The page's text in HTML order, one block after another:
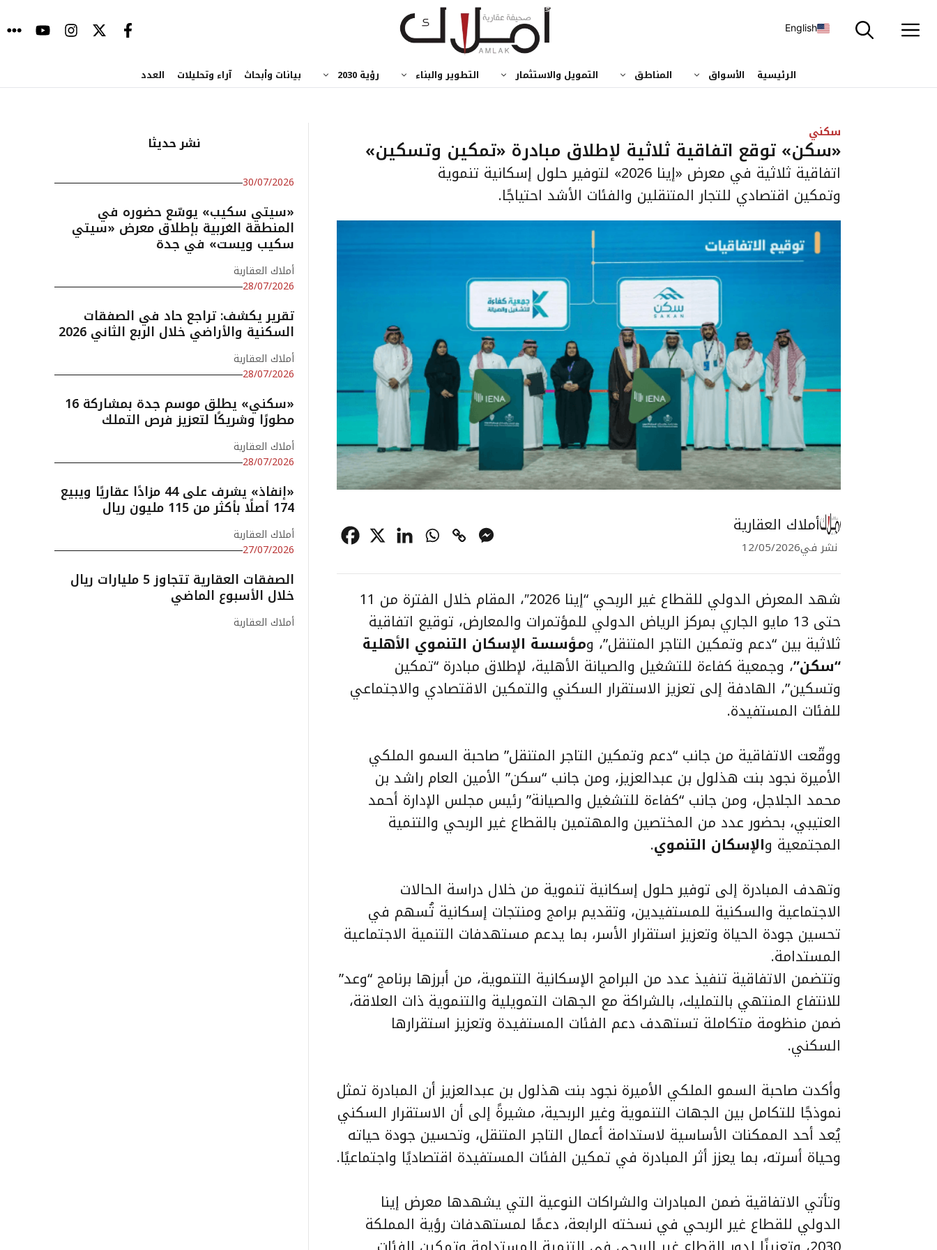
إلى
English
الرئيسية الأسواق المناطق التمويل والاستثمار التطوير والبناء رؤية 2030 بيانات وأبحاث آراء وتحليلات العدد
سكني
«سكن» توقع اتفاقية ثلاثية لإطلاق مبادرة «تمكين وتسكين»
اتفاقية ثلاثية في معرض «إينا 2026» لتوفير حلول إسكانية تنموية
وتمكين اقتصادي للتجار المتنقلين والفئات الأشد احتياجًا.
أملاك العقارية
نشر في12/05/2026
شهد المعرض الدولي للقطاع غير الربحي “إينا 2026″، المقام خلال الفترة من 11
حتى 13 مايو الجاري بمركز الرياض الدولي للمؤتمرات والمعارض، توقيع اتفاقية
ثلاثية بين “دعم وتمكين التاجر المتنقل”، ومؤسسة الإسكان التنموي الأهلية
“سكن”، وجمعية كفاءة للتشغيل والصيانة الأهلية، لإطلاق مبادرة “تمكين
وتسكين”، الهادفة إلى تعزيز الاستقرار السكني والتمكين الاقتصادي والاجتماعي
للفئات المستفيدة.
ووقّعت الاتفاقية من جانب “دعم وتمكين التاجر المتنقل” صاحبة السمو الملكي
الأميرة نجود بنت هذلول بن عبدالعزيز، ومن جانب “سكن” الأمين العام راشد بن
محمد الجلاجل، ومن جانب “كفاءة للتشغيل والصيانة” رئيس مجلس الإدارة أحمد
العتيبي، بحضور عدد من المختصين والمهتمين بالقطاع غير الربحي والتنمية
المجتمعية والإسكان التنموي.
وتهدف المبادرة إلى توفير حلول إسكانية تنموية من خلال دراسة الحالات
الاجتماعية والسكنية للمستفيدين، وتقديم برامج ومنتجات إسكانية تُسهم في
تحسين جودة الحياة وتعزيز استقرار الأسر، بما يدعم مستهدفات التنمية الاجتماعية
المستدامة.
وتتضمن الاتفاقية تنفيذ عدد من البرامج الإسكانية التنموية، من أبرزها برنامج “وعد”
للانتفاع المنتهي بالتمليك، بالشراكة مع الجهات التمويلية والتنموية ذات العلاقة،
ضمن منظومة متكاملة تستهدف دعم الفئات المستفيدة وتعزيز استقرارها
السكني.
وأكدت صاحبة السمو الملكي الأميرة نجود بنت هذلول بن عبدالعزيز أن المبادرة تمثل
نموذجًا للتكامل بين الجهات التنموية وغير الربحية، مشيرةً إلى أن الاستقرار السكني
يُعد أحد الممكنات الأساسية لاستدامة أعمال التاجر المتنقل، وتحسين جودة حياته
وحياة أسرته، بما يعزز أثر المبادرة في تمكين الفئات المستفيدة اقتصاديًا واجتماعيًا.
وتأتي الاتفاقية ضمن المبادرات والشراكات النوعية التي يشهدها معرض إينا
الدولي للقطاع غير الربحي في نسخته الرابعة، دعمًا لمستهدفات رؤية المملكة
نشر حديثا
30/07/2026
«سيتي سكيب» يوسّع حضوره في
المنطقة الغربية بإطلاق معرض «سيتي
سكيب ويست» في جدة
أملاك العقارية
28/07/2026
تقرير يكشف: تراجع حاد في الصفقات
السكنية والأراضي خلال الربع الثاني 2026
أملاك العقارية
28/07/2026
«سكني» يطلق موسم جدة بمشاركة 16
مطورًا وشريكًا لتعزيز فرص التملك
أملاك العقارية
28/07/2026
«إنفاذ» يشرف على 44 مزادًا عقاريًا ويبيع
174 أصلًا بأكثر من 115 مليون ريال
أملاك العقارية
27/07/2026
الصفقات العقارية تتجاوز 5 مليارات ريال
خلال الأسبوع الماضي
أملاك العقارية